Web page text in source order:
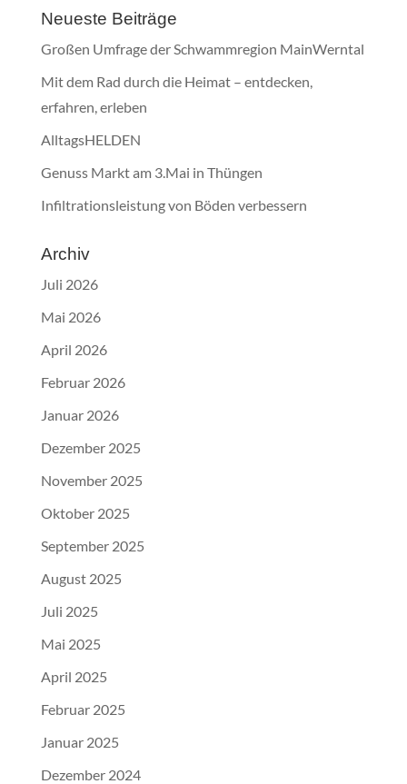
Neueste Beiträge
Großen Umfrage der Schwammregion MainWerntal
Mit dem Rad durch die Heimat – entdecken,
erfahren, erleben
AlltagsHELDEN
Genuss Markt am 3.Mai in Thüngen
Infiltrationsleistung von Böden verbessern
Archiv
Juli 2026
Mai 2026
April 2026
Februar 2026
Januar 2026
Dezember 2025
November 2025
Oktober 2025
September 2025
August 2025
Juli 2025
Mai 2025
April 2025
Februar 2025
Januar 2025
Dezember 2024